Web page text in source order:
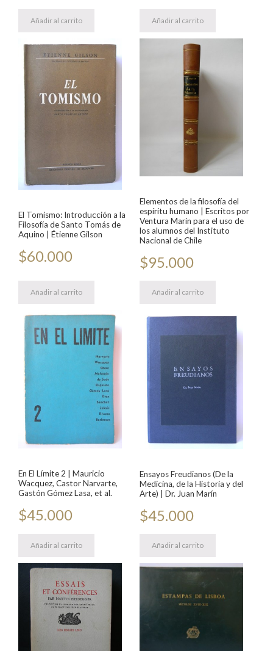
Añadir al carrito Añadir al carrito
El Tomismo: Introducción a la
Filosofía de Santo Tomás de
Aquino | Étienne Gilson
$60.000
Añadir al carrito
Elementos de la filosofía del
espíritu humano | Escritos por
Ventura Marín para el uso de
los alumnos del Instituto
Nacional de Chile
$95.000
Añadir al carrito
En El Límite 2 | Mauricio
Wacquez, Castor Narvarte,
Gastón Gómez Lasa, et al.
$45.000
Añadir al carrito
Ensayos Freudianos (De la
Medicina, de la Historia y del
Arte) | Dr. Juan Marín
$45.000
Añadir al carrito